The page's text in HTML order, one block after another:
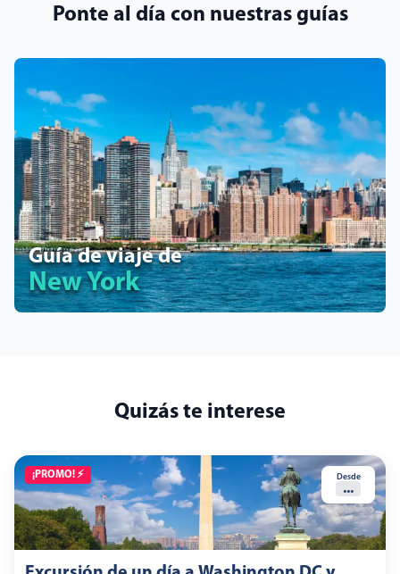
Ponte al día con nuestras guías
Guía de viaje de
New York
Quizás te interese
Desde
...
¡PROMO! ⚡️